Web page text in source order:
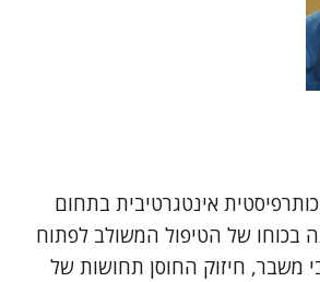
אינטגרטיבית בתחום
בכוחו של הטיפול המשולב לפתוח
משבר, חיזוק החוסן תחושות של